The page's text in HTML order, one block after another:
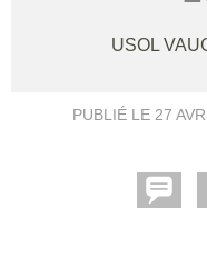
USOL
PUBLIÉ LE 27